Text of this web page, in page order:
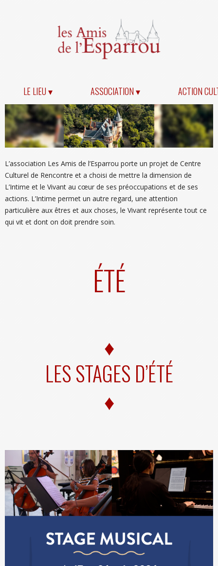
LE LIEU ▾ ASSOCIATION ▾ ACTION
L’association Les Amis de l’Esparrou porte un projet de Centre
Culturel de Rencontre et a choisi de mettre la dimension de
L’Intime et le Vivant au cœur de ses préoccupations et de ses
actions. L’Intime permet un autre regard, une attention
particulière aux êtres et aux choses, le Vivant représente tout ce
qui vit et dont on doit prendre soin.
ÉTÉ
♦
LES STAGES D’ÉTÉ
♦